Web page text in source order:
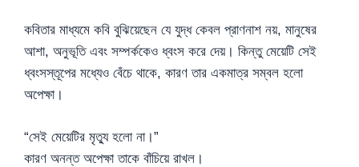
কবিতার মাধ্যমে কবি বুঝিয়েছেন যে যুদ্ধ কেবল প্রাণনাশ নয়, মানুষের
আশা, অনুভূতি এবং সম্পর্ককেও ধ্বংস করে দেয়। কিন্তু মেয়েটি সেই
ধ্বংসস্তূপের মধ্যেও বেঁচে থাকে, কারণ তার একমাত্র সম্বল হলো
অপেক্ষা।
“সেই মেয়েটির মৃত্যু হলো না।”
কারণ অনন্ত অপেক্ষা তাকে বাঁচিয়ে রাখল।